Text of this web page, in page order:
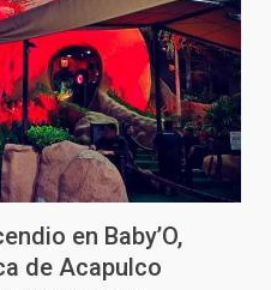
en Baby’O,
de Acapulco